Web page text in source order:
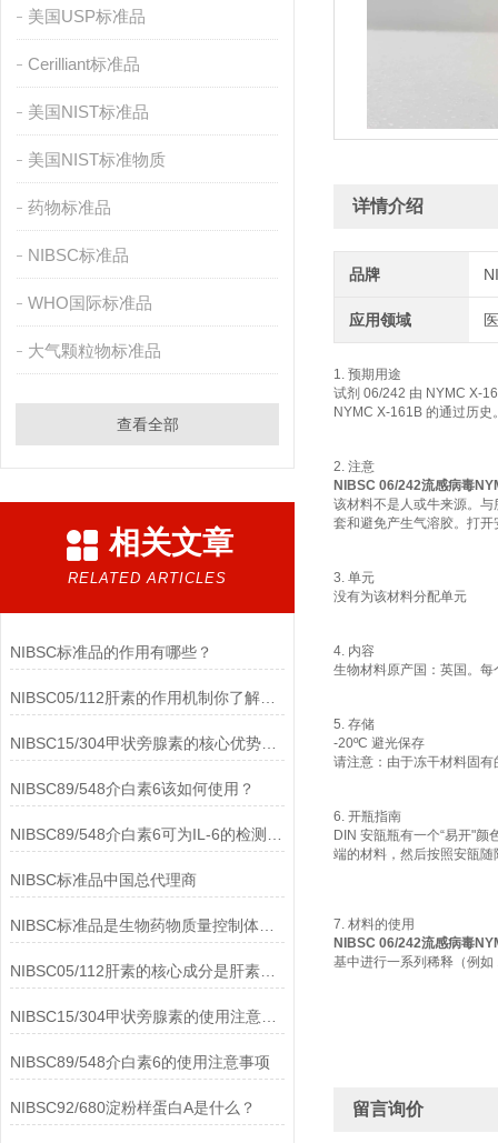
美国USP标准品
Cerilliant标准品
美国NIST标准品
美国NIST标准物质
药物标准品
NIBSC标准品
WHO国际标准品
大气颗粒物标准品
查看全部
相关文章
RELATED ARTICLES
NIBSC标准品的作用有哪些？
NIBSC05/112肝素的作用机制你了解多少？
NIBSC15/304甲状旁腺素的核心优势有哪些？
NIBSC89/548介白素6该如何使用？
NIBSC标准品中国总代理商
NIBSC标准品是生物药物质量控制体系中的基础工具
NIBSC05/112肝素的核心成分是肝素钠(Heparin Sodium)
NIBSC15/304甲状旁腺素的使用注意事项
NIBSC89/548介白素6的使用注意事项
NIBSC92/680淀粉样蛋白A是什么？
详情介绍
品牌
应用领域
1. 预期用途
试剂 06/242 由 NYMC X-
NYMC X-161B 的通过历史
2. 注意
NIBSC 06/242流感病毒
该材料不是人或牛来源。
套和避免产生气溶胶。打
3. 单元
没有为该材料分配单元
4. 内容
生物材料原产国：英国。
5. 存储
-20ºC 避光保存
请注意：由于冻干材料固
6. 开瓶指南
DIN 安瓿瓶有一个“易开"
端的材料，然后按照安瓿
7. 材料的使用
NIBSC 06/242流感病毒
基中进行一系列稀释（例
留言询价